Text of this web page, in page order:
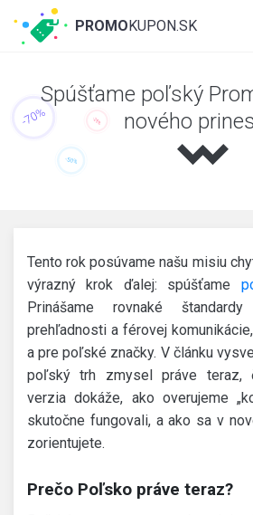
Spúšťame poľský
nového
Tento rok posúvame našu misiu
výrazný krok ďalej: spúšťame
Prinášame rovnaké
prehľadnosti a férovej
a pre poľské značky. V článku
poľský trh zmysel práve teraz,
verzia dokáže, ako overujeme
skutočne fungovali, a ako sa v
zorientujete.
Prečo Poľsko práve teraz?
PROMOKUPON.SK